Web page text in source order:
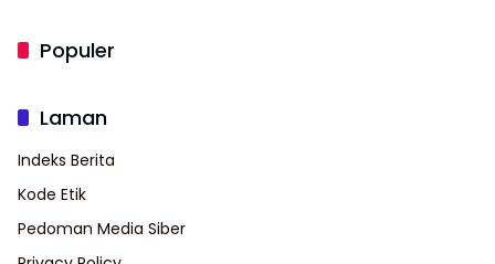
Populer
Laman
Indeks Berita
Kode Etik
Pedoman Media Siber